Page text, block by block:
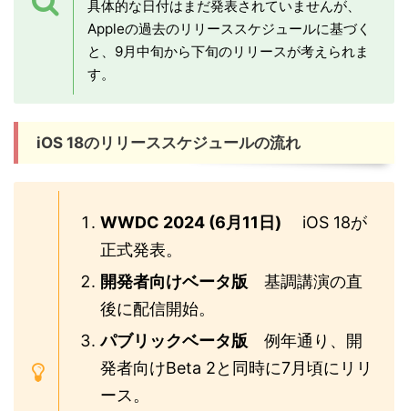
具体的な日付はまだ発表されていませんが、
Appleの過去のリリーススケジュールに基づく
と、9月中旬から下旬のリリースが考えられま
す。
iOS 18のリリーススケジュールの流れ
WWDC 2024 (6月11日)
iOS 18が
正式発表。
開発者向けベータ版 基調講演の直
後に配信開始。
パブリックベータ版 例年通り、開
発者向けBeta 2と同時に7月頃にリリ
ース。